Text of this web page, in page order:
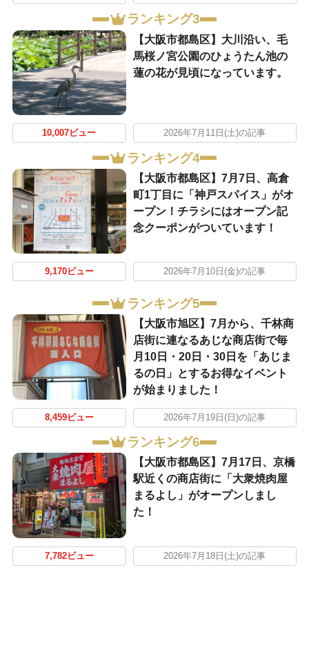
ランキング3
【大阪市都島区】大川沿い、毛
馬桜ノ宮公園のひょうたん池の
蓮の花が見頃になっています。
10,007ビュー 2026年7月11日(土)の記事
ランキング4
【大阪市都島区】7月7日、高倉
町1丁目に「神戸スパイス」がオ
ープン！チラシにはオープン記
念クーポンがついています！
9,170ビュー 2026年7月10日(金)の記事
ランキング5
【大阪市旭区】7月から、千林商
店街に連なるあじな商店街で毎
月10日・20日・30日を「あじま
るの日」とするお得なイベント
が始まりました！
8,459ビュー 2026年7月19日(日)の記事
ランキング6
【大阪市都島区】7月17日、京橋
駅近くの商店街に「大衆焼肉屋
まるよし」がオープンしまし
た！
7,782ビュー 2026年7月18日(土)の記事